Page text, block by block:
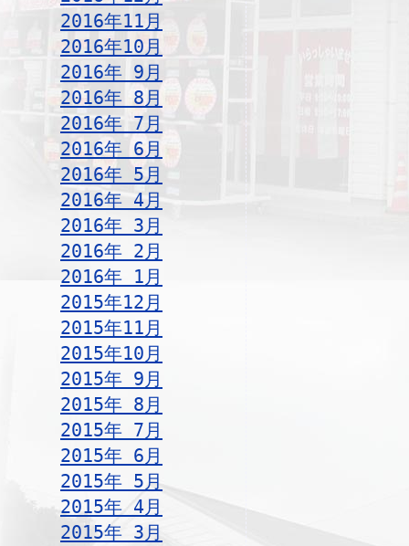
2016年11月
2016年10月
2016年 9月
2016年 8月
2016年 7月
2016年 6月
2016年 5月
2016年 4月
2016年 3月
2016年 2月
2016年 1月
2015年12月
2015年11月
2015年10月
2015年 9月
2015年 8月
2015年 7月
2015年 6月
2015年 5月
2015年 4月
2015年 3月